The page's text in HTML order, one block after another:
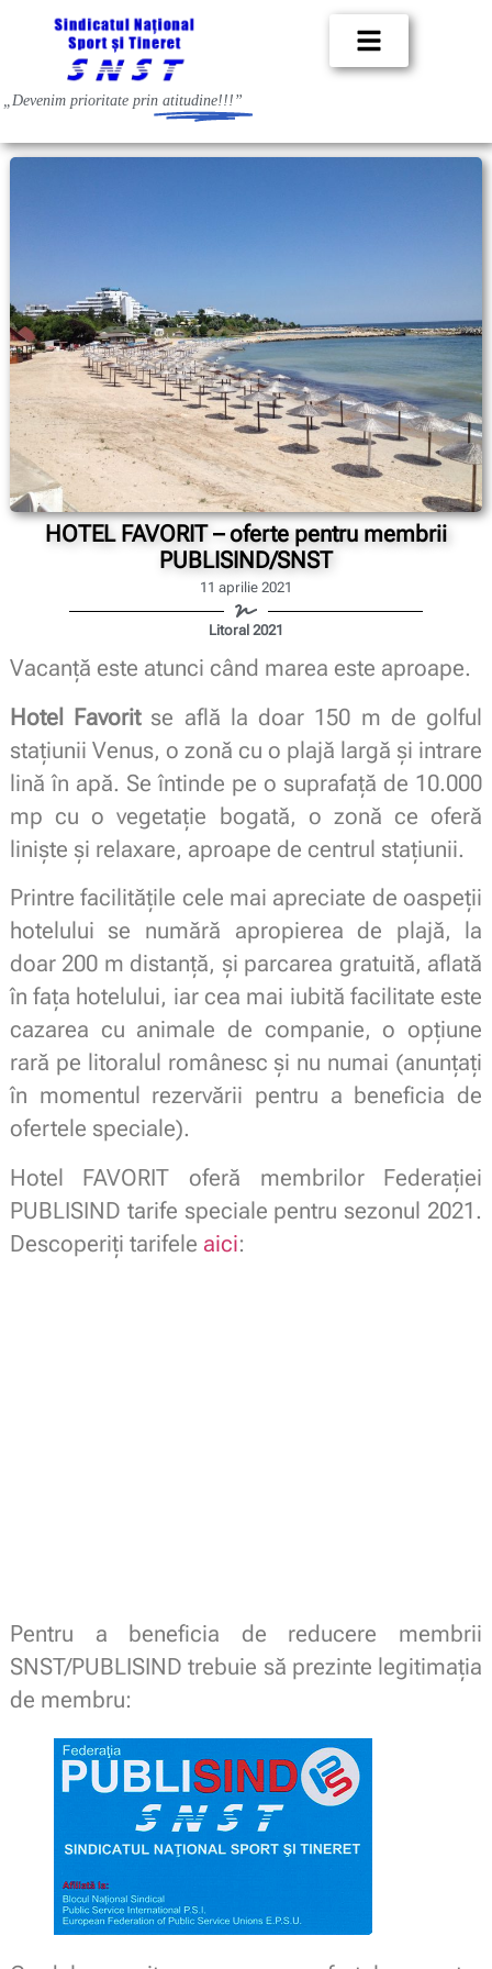
„Devenim prioritate prin atitudine!!!”
HOTEL FAVORIT – oferte pentru membrii
PUBLISIND/SNST
11 aprilie 2021
Litoral 2021
Vacanță este atunci când marea este aproape.
Hotel Favoritse află la doar 150 m de golful
stațiunii Venus, o zonă cu o plajă largă și intrare
lină în apă. Se întinde pe o suprafață de 10.000
mp cu o vegetație bogată, o zonă ce oferă
liniște și relaxare, aproape de centrul stațiunii.
Printre facilitățile cele mai apreciate de oaspeții
hotelului se numără apropierea de plajă, la
doar 200 m distanță, și parcarea gratuită, aflată
în fața hotelului, iar cea mai iubită facilitate este
cazarea cu animale de companie, o opțiune
rară pe litoralul românesc și nu numai (anunțați
în momentul rezervării pentru a beneficia de
ofertele speciale).
Hotel FAVORIT oferă membrilor Federației
PUBLISIND tarife speciale pentru sezonul 2021.
Descoperiți tarifele aici:
Pentru a beneficia de reducere membrii
SNST/PUBLISIND trebuie să prezinte legitimaţia
de membru: